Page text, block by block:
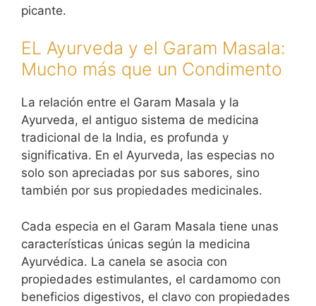
picante.
EL Ayurveda y el Garam Masala:
Mucho más que un Condimento
La relación entre el Garam Masala y la
Ayurveda, el antiguo sistema de medicina
tradicional de la India, es profunda y
significativa. En el Ayurveda, las especias no
solo son apreciadas por sus sabores, sino
también por sus propiedades medicinales.
Cada especia en el Garam Masala tiene unas
características únicas según la medicina
Ayurvédica. La canela se asocia con
propiedades estimulantes, el cardamomo con
beneficios digestivos, el clavo con propiedades